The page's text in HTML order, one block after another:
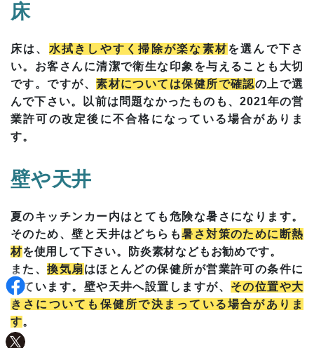
床
床は、 水拭きしやすく掃除が楽な素材を選んで下さ
い。お客さんに清潔で衛生な印象を与えることも大切
です。ですが、素材については保健所で確認の上で選
んで下さい。以前は問題なかったものも、2021年の営
業許可の改定後に不合格になっている場合がありま
す。
壁や天井
夏のキッチンカー内はとても危険な暑さになります。
そのため、壁と天井はどちらも暑さ対策のために断熱
材を使用して下さい。防炎素材などもお勧めです。
また、換気扇はほとんどの保健所が営業許可の条件に
しています。壁や天井へ設置しますが、 その位置や大
きさについても保健所で決まっている場合がありま
す。